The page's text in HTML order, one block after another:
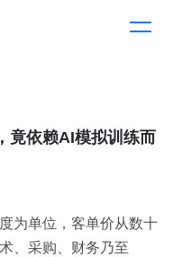
竟依赖AI模拟训练而
为单位，客单价从数十
、采购、财务乃至